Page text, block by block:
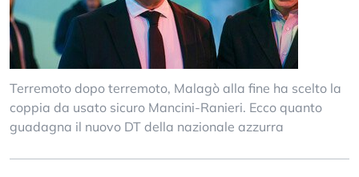
Terremoto dopo terremoto, Malagò alla fine ha scelto la
coppia da usato sicuro Mancini-Ranieri. Ecco quanto
guadagna il nuovo DT della nazionale azzurra